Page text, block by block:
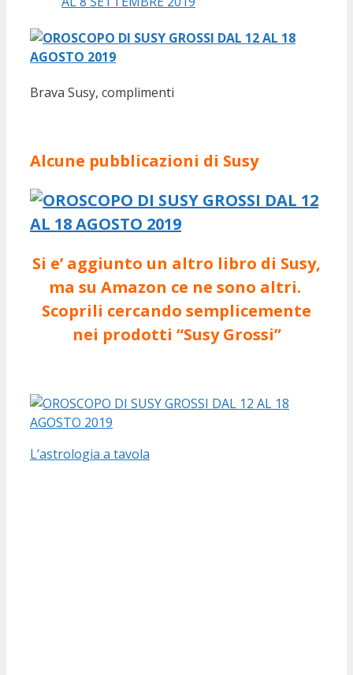
Brava Susy, complimenti
Alcune pubblicazioni di Susy
Si e’ aggiunto un altro libro di Susy,
ma su Amazon ce ne sono altri.
Scoprili cercando semplicemente
nei prodotti “Susy Grossi”
L’astrologia a tavola